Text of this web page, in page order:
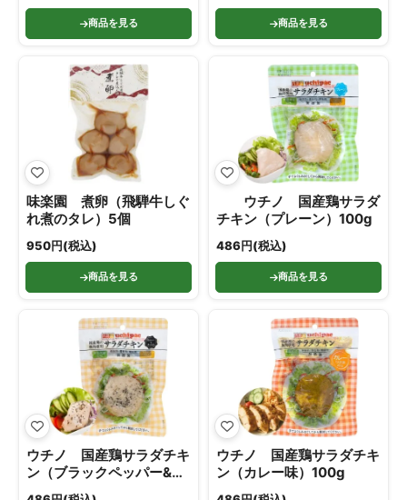
商品を見る 商品を見る
味楽園 煮卵（飛騨牛しぐ
れ煮のタレ）5個
950円(税込)
商品を見る
ウチノ 国産鶏サラダ
チキン（プレーン）100g
486円(税込)
商品を見る
ウチノ 国産鶏サラダチキ
ン（ブラックペッパー&ガ
ーリック味）100g
ウチノ 国産鶏サラダチキ
ン（カレー味）100g